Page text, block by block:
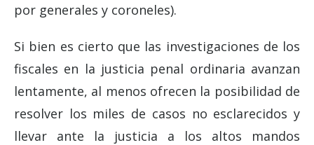
por generales y coroneles).
Si bien es cierto que las investigaciones de los
fiscales en la justicia penal ordinaria avanzan
lentamente, al menos ofrecen la posibilidad de
resolver los miles de casos no esclarecidos y
llevar ante la justicia a los altos mandos